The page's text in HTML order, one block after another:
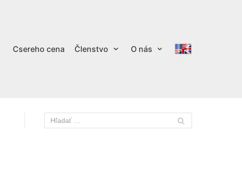
Csereho cena Členstvo O nás